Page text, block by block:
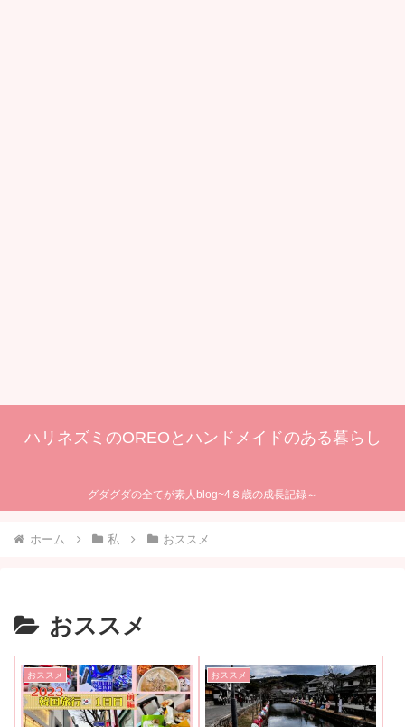
ハリネズミのOREOとハンドメイドのある暮らし
グダグダの全てが素人blog~4８歳の成長記録～
ホーム 私 おススメ
おススメ
おススメ おススメ